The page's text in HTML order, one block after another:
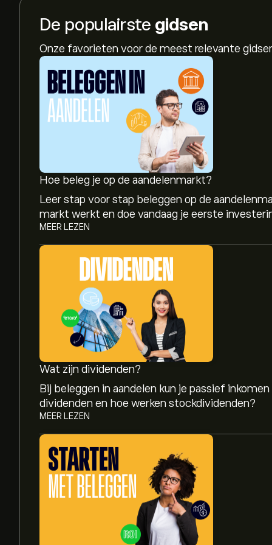
De populairste gidsen
Onze favorieten voor de meest relevante
Hoe beleg je op de aandelenmarkt?
Leer stap voor stap beleggen op de
markt werkt en doe vandaag je eerste
MEER LEZEN
Wat zijn dividenden?
Bij beleggen in aandelen kun je passief
dividenden en hoe werken stockdividenden?
MEER LEZEN
De huidige koers van REL.L is 2,632.00‎p‎.
Het gemiddelde koersdoel voor RELX PLC is
gedetailleerde analistenvoorspellingen en